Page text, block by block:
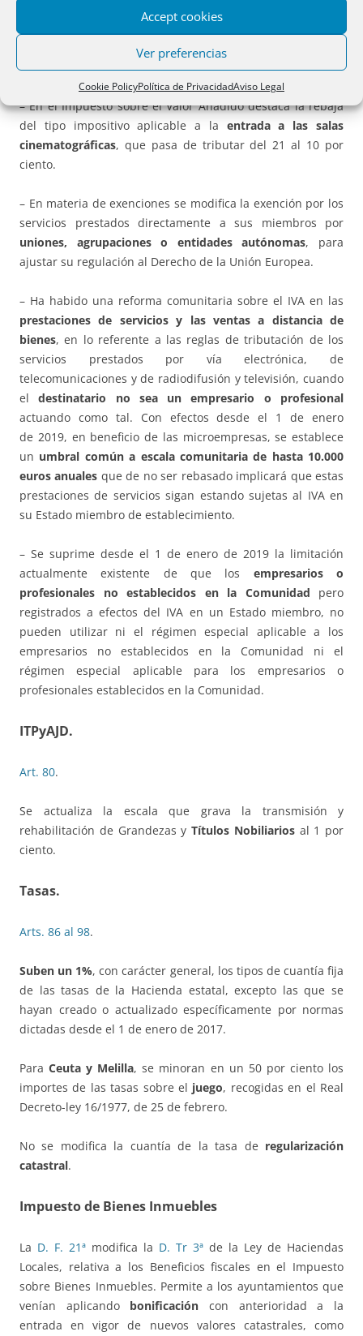
Accept cookies
Ver preferencias
Cookie PolicyPolítica de PrivacidadAviso Legal
Arts. 75 al 79.
– En el Impuesto sobre el Valor Añadido destaca la rebaja
del tipo impositivo aplicable a la entrada a las salas
cinematográficas, que pasa de tributar del 21 al 10 por
ciento.
– En materia de exenciones se modifica la exención por los
servicios prestados directamente a sus miembros por
uniones, agrupaciones o entidades autónomas, para
ajustar su regulación al Derecho de la Unión Europea.
– Ha habido una reforma comunitaria sobre el IVA en las
prestaciones de servicios y las ventas a distancia de
bienes, en lo referente a las reglas de tributación de los
servicios prestados por vía electrónica, de
telecomunicaciones y de radiodifusión y televisión, cuando
eldestinatario no sea un empresario o profesional
actuando como tal. Con efectos desde el 1 de enero
de 2019, en beneficio de las microempresas, se establece
un umbral común a escala comunitaria de hasta 10.000
euros anuales que de no ser rebasado implicará que estas
prestaciones de servicios sigan estando sujetas al IVA en
su Estado miembro de establecimiento.
– Se suprime desde el 1 de enero de 2019 la limitación
actualmente existente de que los empresarios o
profesionales no establecidos en la Comunidad pero
registrados a efectos del IVA en un Estado miembro, no
pueden utilizar ni el régimen especial aplicable a los
empresarios no establecidos en la Comunidad ni el
régimen especial aplicable para los empresarios o
profesionales establecidos en la Comunidad.
ITPyAJD.
Art. 80.
Se actualiza la escala que grava la transmisión y
rehabilitación de Grandezas y Títulos Nobiliariosal 1 por
ciento.
Tasas.
Arts. 86 al 98.
Suben un 1%, con carácter general, los tipos de cuantía fija
de las tasas de la Hacienda estatal, excepto las que se
hayan creado o actualizado específicamente por normas
dictadas desde el 1 de enero de 2017.
ParaCeuta y Melilla, se minoran en un 50 por ciento los
importes de las tasas sobre el juego, recogidas en el Real
Decreto-ley 16/1977, de 25 de febrero.
No se modifica la cuantía de la tasa de regularización
catastral.
Impuesto de Bienes Inmuebles
La D. F. 21ª modifica la D. Tr 3ª de la Ley de Haciendas
Locales, relativa a los Beneficios fiscales en el Impuesto
sobre Bienes Inmuebles. Permite a los ayuntamientos que
venían aplicando bonificación con anterioridad a la
entrada en vigor de nuevos valores catastrales, como